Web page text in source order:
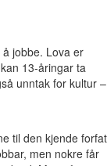
jobbe. Lova er
13-åringar ta
unntak for kultur –
til den kjende
men nokre får